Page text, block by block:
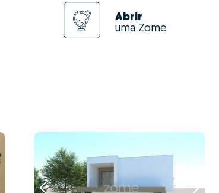
Abrir
uma Zome